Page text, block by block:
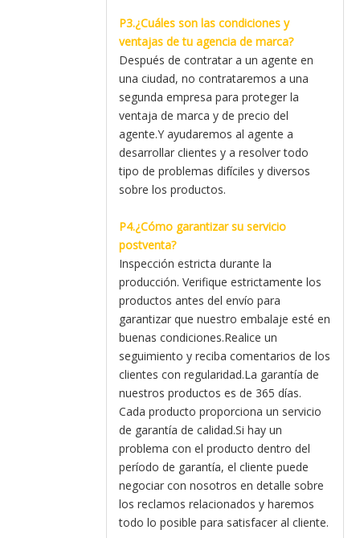
P3.¿Cuáles son las condiciones y
ventajas de tu agencia de marca?
Después de contratar a un agente en
una ciudad, no contrataremos a una
segunda empresa para proteger la
ventaja de marca y de precio del
agente.Y ayudaremos al agente a
desarrollar clientes y a resolver todo
tipo de problemas difíciles y diversos
sobre los productos.
P4.¿Cómo garantizar su servicio
postventa?
Inspección estricta durante la
producción. Verifique estrictamente los
productos antes del envío para
garantizar que nuestro embalaje esté en
buenas condiciones.Realice un
seguimiento y reciba comentarios de los
clientes con regularidad.La garantía de
nuestros productos es de 365 días.
Cada producto proporciona un servicio
de garantía de calidad.Si hay un
problema con el producto dentro del
período de garantía, el cliente puede
negociar con nosotros en detalle sobre
los reclamos relacionados y haremos
todo lo posible para satisfacer al cliente.